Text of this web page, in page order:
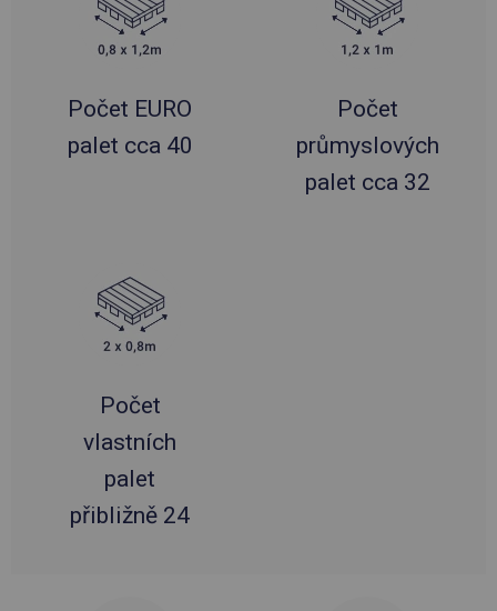
Počet EURO
palet cca 40
Počet
průmyslových
palet cca 32
Počet
vlastních
palet
přibližně 24